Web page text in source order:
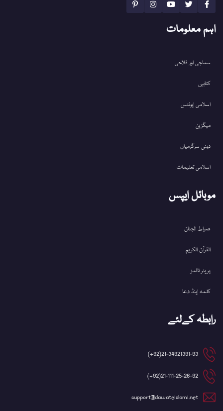
اہم معلومات
سماجی اور فلاحی
کتابیں
اسلامی ایونٹس
میگزین
دینی سرگرمیاں
اسلامی تعلیمات
موبائل ایپس
صراط الجنان
القرآن الکریم
پریئر ٹائمز
کلمہ اینڈ دعا
رابطہ کےلئے
21-34921391-93(92+)
21-111-25-26-92(92+)
support@dawateislami.net